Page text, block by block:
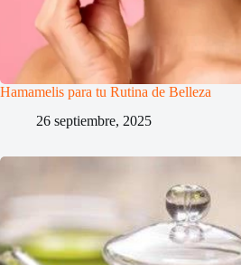
Hamamelis para tu Rutina de Belleza
26 septiembre, 2025